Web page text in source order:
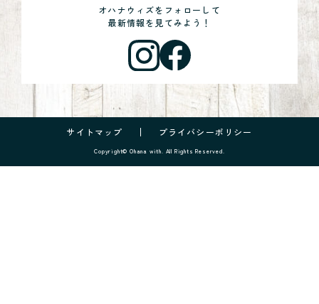
オハナウィズをフォローして
最新情報を見てみよう！
サイトマップ プライバシーポリシー
Copyright© Ohana with. All Rights Reserved.